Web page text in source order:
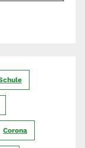
Corona